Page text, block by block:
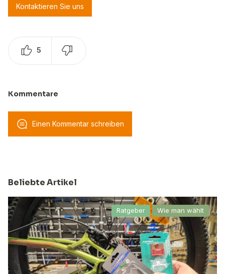
Kontaktieren Sie uns
5
Kommentare
Einen Kommentar schreiben
Beliebte Artikel
Ratgeber Wie man wählt